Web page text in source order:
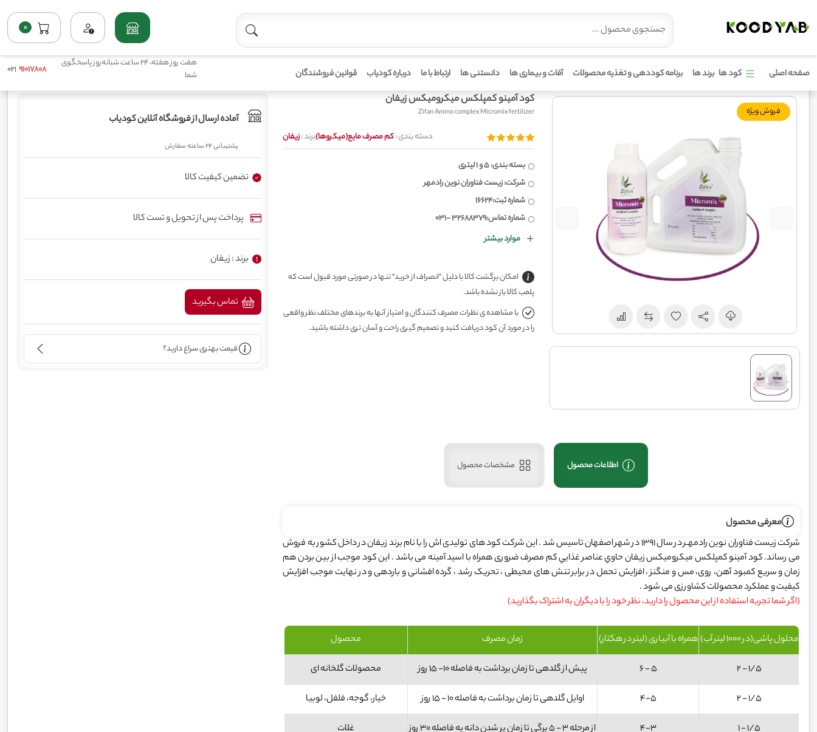
0
صفحه اصلی کود ها برند ها برنامه کوددهی و تغذیه محصولات آفات و بیماری ها دانستنی ها ارتباط با ما درباره کودیاب قوانین فروشندگان
هفت روز هفته، 24 ساعت شبانه‌روز پاسخگوی
شما
91017808
021
کم مصرف مایع(میکروها) کود آمینو کمپلکس میکرومیکس زیفان
فروش ویژه
کود آمینو کمپلکس میکرومیکس زیفان
Zifan Amino complex Micromix fertilizer
دسته بندی :کم مصرف مایع(میکروها)برند :زیفان
بسته بندی: 5 و 1 لیتری
شرکت: زیست فناوران نوین رادمهر
شماره ثبت:16624
شماره تماس:32688379 -031
موارد بیشتر
امکان برگشت کالا با دلیل "انصراف از خرید" تنها در صورتی مورد قبول است که
پلمب کالا باز نشده باشد.
با مشاهده ی نظرات مصرف کنندگان و امتیاز آنها به برندهای مختلف نظر واقعی
را در مورد آن کود دریافت کنید و تصمیم گیری راحت و آسان تری داشته باشید.
اطلاعات محصول مشخصات محصول
معرفی محصول
شرکت زیست فناوران نوین رادمهـر در سال 1391 در شهر اصفهان تاسیس شد . این شرکت کود های تولیدی اش را با نام برند زیفان در داخل کشور به فروش
می رساند. کود آمینو کمپلکس میکرومیکس زیفان حاوي عناصر غذايي کم مصرف ضروری همراه با اسید آمینه می باشد . این کود موجب از بین بردن هم
زمان و سریع کمبود آهن، روی، مس و منگنز ، افزایش تحمل در برابر تنش های محیطی ، تحریک رشد ، گرده افشانی و باردهی و در نهایت موجب افزایش
کیفیت و عملکرد محصولات کشاورزی می شود .
(اگر شما تجربه استفاده از این محصول را دارید، نظر خود را با دیگران به اشتراک بگذارید)
محصول زمان مصرف همراه با آبیاری (لیتر در هکتار) محلول پاشی(در 1000 لیتر آب)
محصولات گلخانه ای پیش از گلدهی تا زمان برداشت به فاصله 10- 15 روز 5 - 6 1/5 - 2
خیار، گوجه، فلفل، لوبیا اوایل گلدهی تا زمان برداشت به فاصله 10 - 15 روز 4-5 1/5 - 2
غلات از مرحله 3 - 5 برگی تا زمان پر شدن دانه به فاصله 30 روز 4-3 1/5 - 1
آماده ارسال از فروشگاه آنلاین کودیاب
پشتیبانی 24 ساعته سفارش
تضمین کیفیت کالا
پرداخت پس از تحویل و تست کالا
برند : زیفان
قیمت بهتری سراغ دارید؟